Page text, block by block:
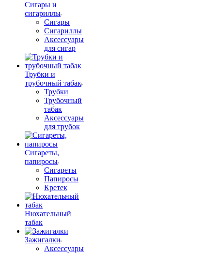
Сигары и
сигариллы
Сигары
Сигариллы
Аксессуары
для сигар
Трубки и
трубочный табак
Трубки
Трубочный
табак
Аксессуары
для трубок
Сигареты,
папиросы
Сигареты
Папиросы
Кретек
Нюхательный
табак
Зажигалки
Аксессуары